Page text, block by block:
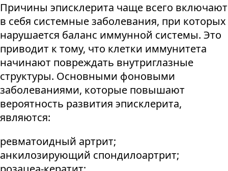
Причины эписклерита чаще всего включают
в себя системные заболевания, при которых
нарушается баланс иммунной системы. Это
приводит к тому, что клетки иммунитета
начинают повреждать внутриглазные
структуры. Основными фоновыми
заболеваниями, которые повышают
вероятность развития эписклерита,
являются:
ревматоидный артрит;
анкилозирующий спондилоартрит;